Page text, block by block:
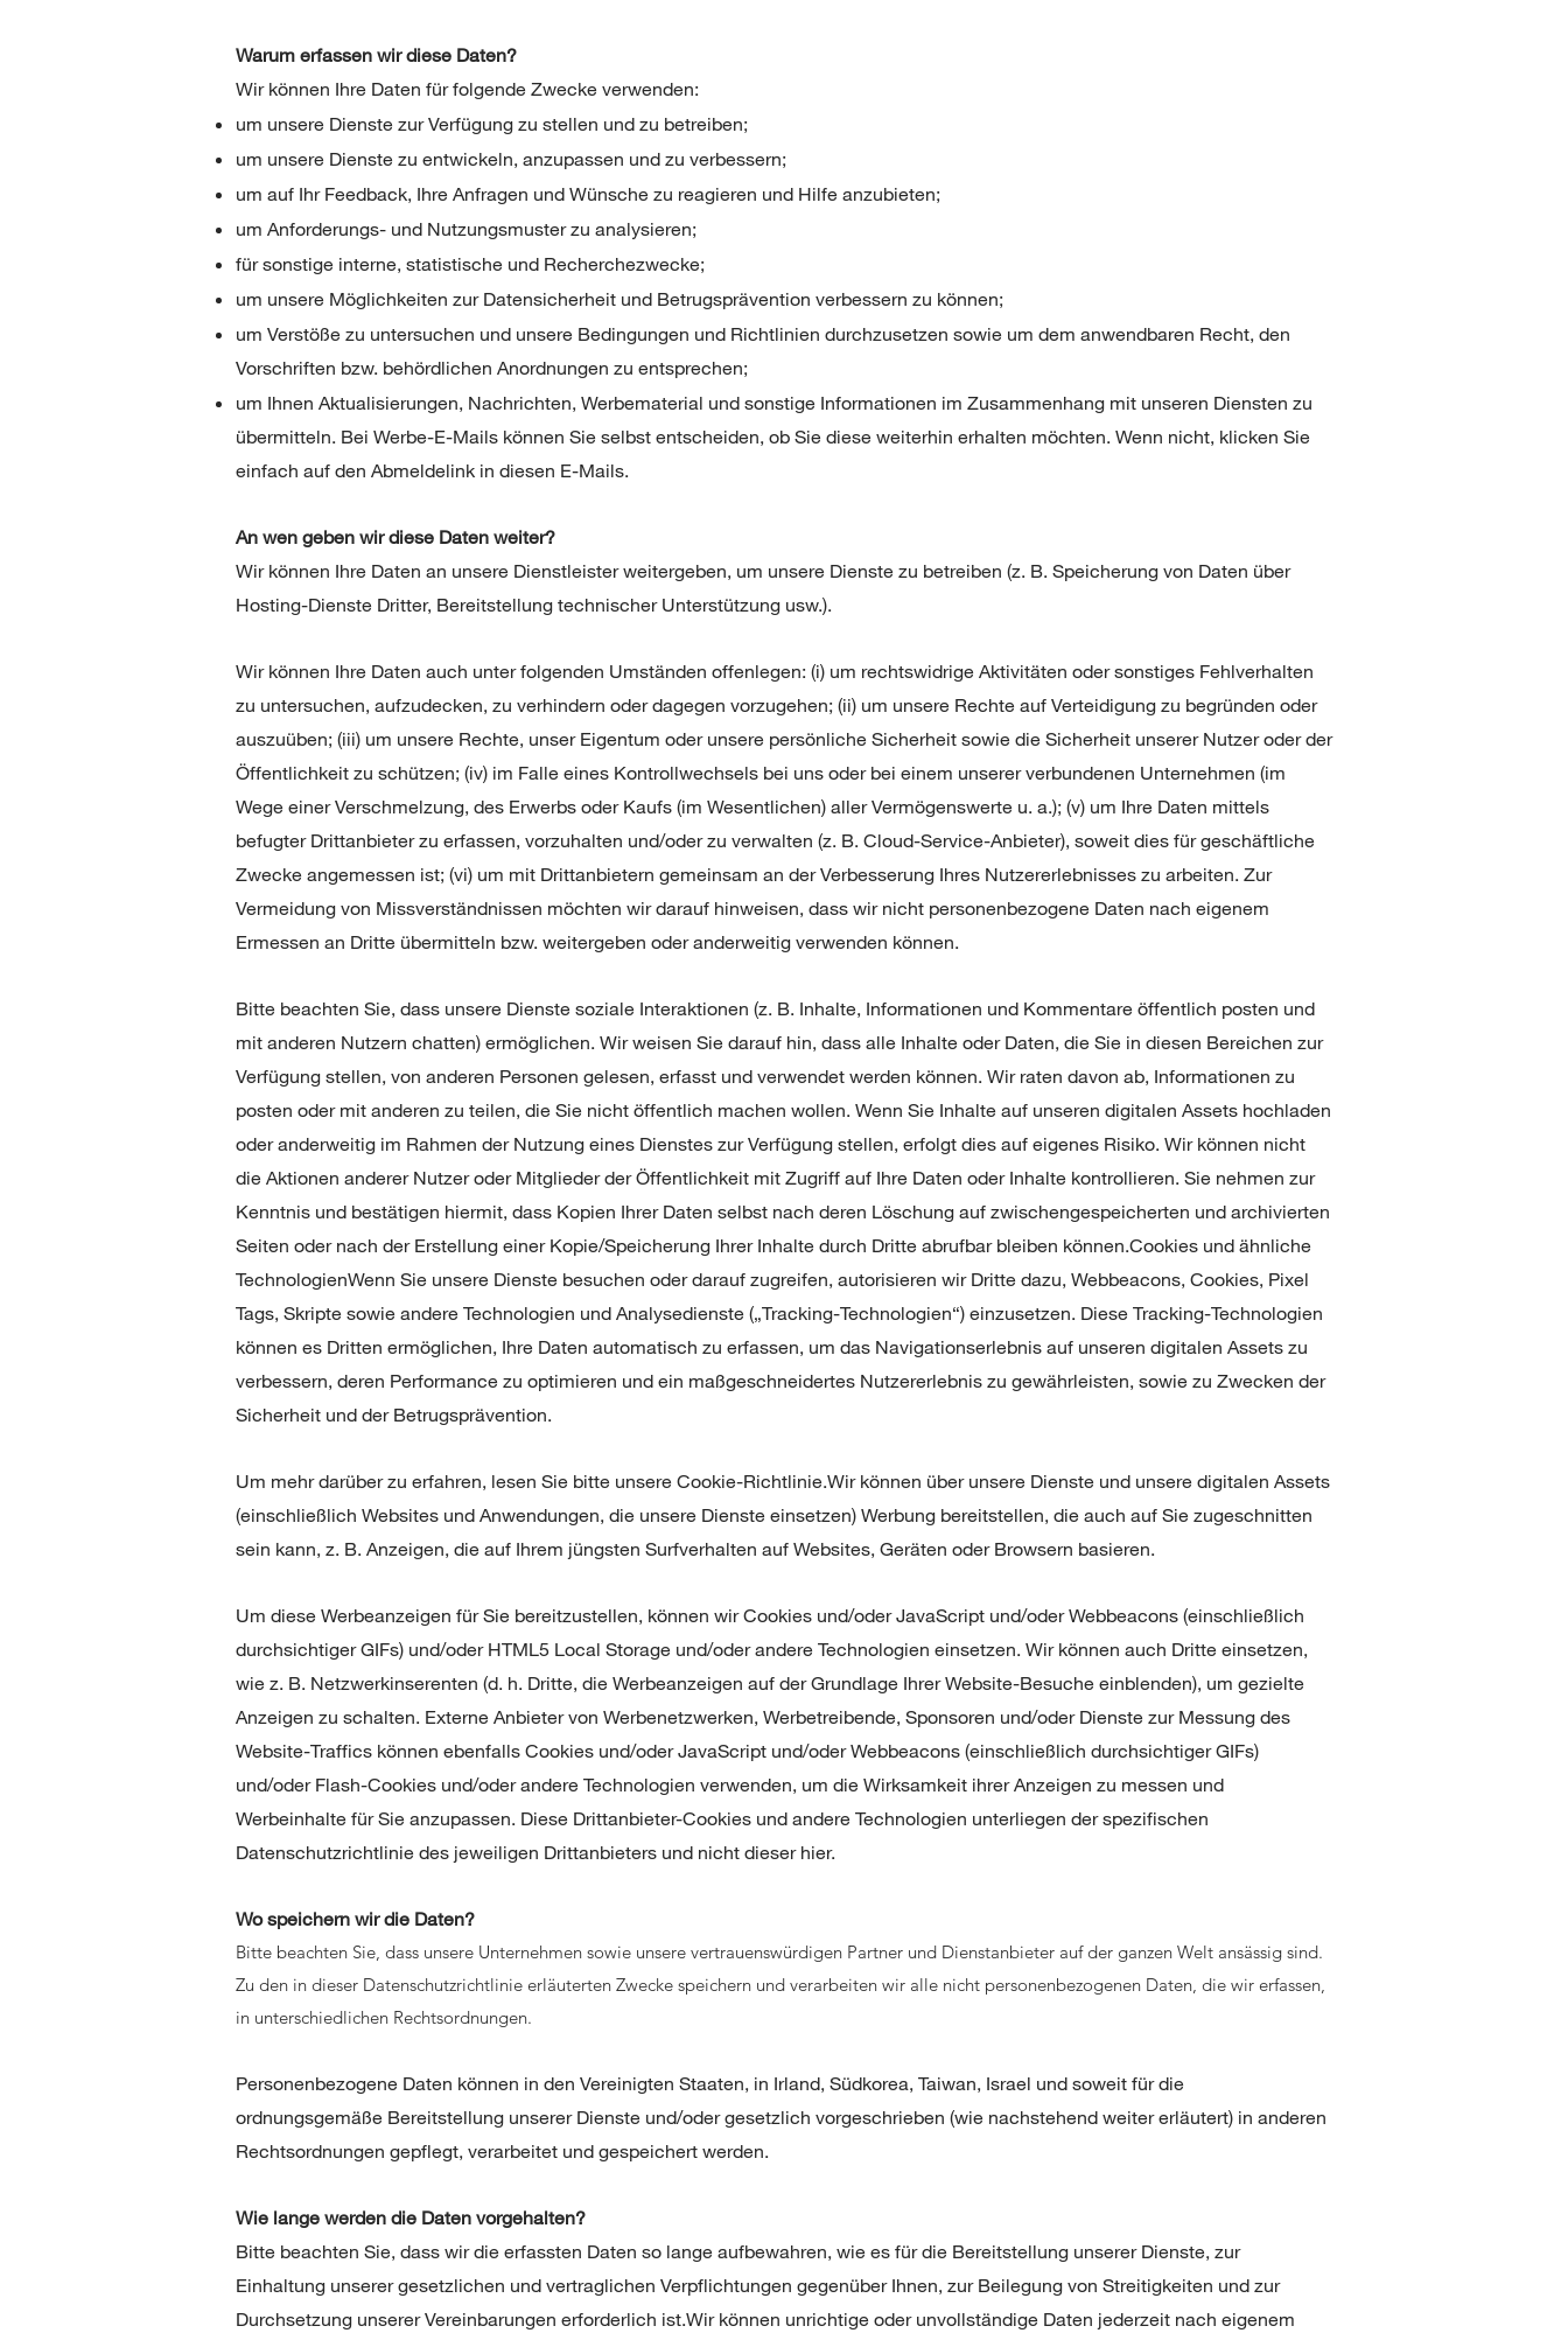
Warum erfassen wir diese Daten?
Wir können Ihre Daten für folgende Zwecke verwenden:
um unsere Dienste zur Verfügung zu stellen und zu betreiben;
um unsere Dienste zu entwickeln, anzupassen und zu verbessern;
um auf Ihr Feedback, Ihre Anfragen und Wünsche zu reagieren und Hilfe anzubieten;
um Anforderungs- und Nutzungsmuster zu analysieren;
für sonstige interne, statistische und Recherchezwecke;
um unsere Möglichkeiten zur Datensicherheit und Betrugsprävention verbessern zu können;
um Verstöße zu untersuchen und unsere Bedingungen und Richtlinien durchzusetzen sowie um dem anwendbaren Recht, den
Vorschriften bzw. behördlichen Anordnungen zu entsprechen;
um Ihnen Aktualisierungen, Nachrichten, Werbematerial und sonstige Informationen im Zusammenhang mit unseren Diensten zu
übermitteln. Bei Werbe-E-Mails können Sie selbst entscheiden, ob Sie diese weiterhin erhalten möchten. Wenn nicht, klicken Sie
einfach auf den Abmeldelink in diesen E-Mails.
An wen geben wir diese Daten weiter?
Wir können Ihre Daten an unsere Dienstleister weitergeben, um unsere Dienste zu betreiben (z. B. Speicherung von Daten über
Hosting-Dienste Dritter, Bereitstellung technischer Unterstützung usw.).
Wir können Ihre Daten auch unter folgenden Umständen offenlegen: (i) um rechtswidrige Aktivitäten oder sonstiges Fehlverhalten
zu untersuchen, aufzudecken, zu verhindern oder dagegen vorzugehen; (ii) um unsere Rechte auf Verteidigung zu begründen oder
auszuüben; (iii) um unsere Rechte, unser Eigentum oder unsere persönliche Sicherheit sowie die Sicherheit unserer Nutzer oder der
Öffentlichkeit zu schützen; (iv) im Falle eines Kontrollwechsels bei uns oder bei einem unserer verbundenen Unternehmen (im
Wege einer Verschmelzung, des Erwerbs oder Kaufs (im Wesentlichen) aller Vermögenswerte u. a.); (v) um Ihre Daten mittels
befugter Drittanbieter zu erfassen, vorzuhalten und/oder zu verwalten (z. B. Cloud-Service-Anbieter), soweit dies für geschäftliche
Zwecke angemessen ist; (vi) um mit Drittanbietern gemeinsam an der Verbesserung Ihres Nutzererlebnisses zu arbeiten. Zur
Vermeidung von Missverständnissen möchten wir darauf hinweisen, dass wir nicht personenbezogene Daten nach eigenem
Ermessen an Dritte übermitteln bzw. weitergeben oder anderweitig verwenden können.
Bitte beachten Sie, dass unsere Dienste soziale Interaktionen (z. B. Inhalte, Informationen und Kommentare öffentlich posten und
mit anderen Nutzern chatten) ermöglichen. Wir weisen Sie darauf hin, dass alle Inhalte oder Daten, die Sie in diesen Bereichen zur
Verfügung stellen, von anderen Personen gelesen, erfasst und verwendet werden können. Wir raten davon ab, Informationen zu
posten oder mit anderen zu teilen, die Sie nicht öffentlich machen wollen. Wenn Sie Inhalte auf unseren digitalen Assets hochladen
oder anderweitig im Rahmen der Nutzung eines Dienstes zur Verfügung stellen, erfolgt dies auf eigenes Risiko. Wir können nicht
die Aktionen anderer Nutzer oder Mitglieder der Öffentlichkeit mit Zugriff auf Ihre Daten oder Inhalte kontrollieren. Sie nehmen zur
Kenntnis und bestätigen hiermit, dass Kopien Ihrer Daten selbst nach deren Löschung auf zwischengespeicherten und archivierten
Seiten oder nach der Erstellung einer Kopie/Speicherung Ihrer Inhalte durch Dritte abrufbar bleiben können.Cookies und ähnliche
TechnologienWenn Sie unsere Dienste besuchen oder darauf zugreifen, autorisieren wir Dritte dazu, Webbeacons, Cookies, Pixel
Tags, Skripte sowie andere Technologien und Analysedienste („Tracking-Technologien“) einzusetzen. Diese Tracking-Technologien
können es Dritten ermöglichen, Ihre Daten automatisch zu erfassen, um das Navigationserlebnis auf unseren digitalen Assets zu
verbessern, deren Performance zu optimieren und ein maßgeschneidertes Nutzererlebnis zu gewährleisten, sowie zu Zwecken der
Sicherheit und der Betrugsprävention.
Um mehr darüber zu erfahren, lesen Sie bitte unsere Cookie-Richtlinie.Wir können über unsere Dienste und unsere digitalen Assets
(einschließlich Websites und Anwendungen, die unsere Dienste einsetzen) Werbung bereitstellen, die auch auf Sie zugeschnitten
sein kann, z. B. Anzeigen, die auf Ihrem jüngsten Surfverhalten auf Websites, Geräten oder Browsern basieren.
Um diese Werbeanzeigen für Sie bereitzustellen, können wir Cookies und/oder JavaScript und/oder Webbeacons (einschließlich
durchsichtiger GIFs) und/oder HTML5 Local Storage und/oder andere Technologien einsetzen. Wir können auch Dritte einsetzen,
wie z. B. Netzwerkinserenten (d. h. Dritte, die Werbeanzeigen auf der Grundlage Ihrer Website-Besuche einblenden), um gezielte
Anzeigen zu schalten. Externe Anbieter von Werbenetzwerken, Werbetreibende, Sponsoren und/oder Dienste zur Messung des
Website-Traffics können ebenfalls Cookies und/oder JavaScript und/oder Webbeacons (einschließlich durchsichtiger GIFs)
und/oder Flash-Cookies und/oder andere Technologien verwenden, um die Wirksamkeit ihrer Anzeigen zu messen und
Werbeinhalte für Sie anzupassen. Diese Drittanbieter-Cookies und andere Technologien unterliegen der spezifischen
Datenschutzrichtlinie des jeweiligen Drittanbieters und nicht dieser hier.
Wo speichern wir die Daten?
Bitte beachten Sie, dass unsere Unternehmen sowie unsere vertrauenswürdigen Partner und Dienstanbieter auf der ganzen Welt ansässig sind.
Zu den in dieser Datenschutzrichtlinie erläuterten Zwecke speichern und verarbeiten wir alle nicht personenbezogenen Daten, die wir erfassen,
in unterschiedlichen Rechtsordnungen.
Personenbezogene Daten können in den Vereinigten Staaten, in Irland, Südkorea, Taiwan, Israel und soweit für die
ordnungsgemäße Bereitstellung unserer Dienste und/oder gesetzlich vorgeschrieben (wie nachstehend weiter erläutert) in anderen
Rechtsordnungen gepflegt, verarbeitet und gespeichert werden.
Wie lange werden die Daten vorgehalten?
Bitte beachten Sie, dass wir die erfassten Daten so lange aufbewahren, wie es für die Bereitstellung unserer Dienste, zur
Einhaltung unserer gesetzlichen und vertraglichen Verpflichtungen gegenüber Ihnen, zur Beilegung von Streitigkeiten und zur
Durchsetzung unserer Vereinbarungen erforderlich ist.Wir können unrichtige oder unvollständige Daten jederzeit nach eigenem